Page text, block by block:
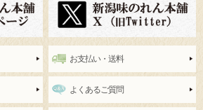
お支払い・送料
よくあるご質問